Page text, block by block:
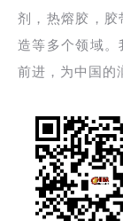
剂，热熔胶，胶
造等多个领域。
前进，为中国的